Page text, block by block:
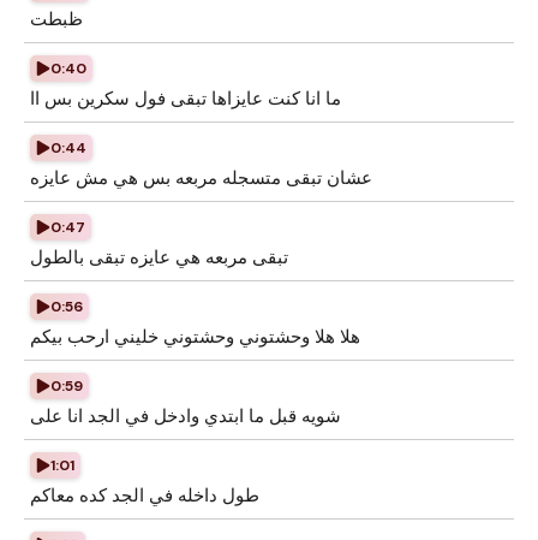
ظبطت
0:40
ما انا كنت عايزاها تبقى فول سكرين بس اا
0:44
عشان تبقى متسجله مربعه بس هي مش عايزه
0:47
تبقى مربعه هي عايزه تبقى بالطول
0:56
هلا هلا وحشتوني وحشتوني خليني ارحب بيكم
0:59
شويه قبل ما ابتدي وادخل في الجد انا على
1:01
طول داخله في الجد كده معاكم